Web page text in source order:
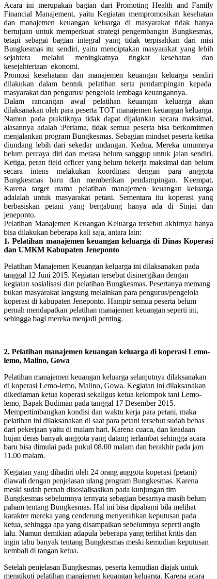
Acara ini merupakan bagian dari Promoting Health and Family
Financial Manajement, yaitu Kegiatan mempromosikan kesehatan
dan manajemen keuangan keluarga di masyarakat tidak hanya
bertujuan untuk memperkuat strategi pengembangan Bungkesmas,
tetapi sebagai bagian integral yang tidak terpisahkan dari misi
Bungkesmas itu sendiri, yaitu menciptakan masyarakat yang lebih
sejahtera melalui meningkatnya tingkat kesehatan dan
kesejahtertaan ekonomi.
Promosi kesehatann dan manajemen keuangan keluarga sendiri
dilakukan dalam bentuk pelatihan serta pendampingan kepada
masyarakat dan pengurus/ pengelola lembaga keuangannya.
Dalam rancangan awal pelatihan keuangan keluarga akan
dilaksanakan oleh para peserta TOT manajemen keuangan keluarga.
Namun pada praktiknya tidak dapat dijalankan secara maksimal,
alasannya adalah :Pertama, tidak semua peserta bisa berkomitmen
menjalankan program Bungkesmas. Sebagian mindset peserta ketika
diundang lebih dari sekedar undangan. Kedua, Mereka umumnya
belum percaya diri dan merasa belum sanggup untuk jalan sendiri.
Ketiga, peran field officer yang belum bekerja maksimal dan belum
secara intens melakukan koordinasi dengan para anggota
Bungkesmas baru dan memberikan pendampingan. Keempat,
Karena target utama pelatihan manajemen keuangan keluarga
adalalah untuk masyarakat petani. Sementara itu koperasi yang
berbasiskan petani yang bergabung hanya ada di Sinjai dan
jeneponto.
Pelatihan Manajemen Keuangan Keluarga tersebut akhirnya hanya
bisa dilakukan beberapa kali saja, antara lain:
1. Pelatihan manajemen keuangan keluarga di Dinas Koperasi
dan UMKM Kabupaten Jeneponto
Pelatihan Manajemen Keuangan keluarga ini dilaksanakan pada
tanggal 12 Juni 2015. Kegiatan tersebut disinergikan dengan
kegiatan sosialisasi dan pelatihan Bungkesmas. Pesertanya memang
bukan masyarakat langsung melainkan para pengurus/pengelola
koperasi di kabupaten Jeneponto. Hampir semua peserta belum
pernah mendapatkan pelatihan manajemen keuangan seperti ini,
sehingga bagi mereka menjadi penting.
2. Pelatihan manajemen keuangan keluarga di koperasi Lemo-
lemo, Malino, Gowa
Pelatihan manajemen keuangan keluarga selanjutnya dilaksanakan
di koperasi Lemo-lemo, Malino, Gowa. Kegiatan ini dilaksanakan
dikediaman ketua koperasi sekaligus ketua kelompok tani Lemo-
lemo, Bapak Budiman pada tanggal 17 Desember 2015.
Mempertimbangkan kondisi dan waktu kerja para petani, maka
pelatihan ini dilaksanakan di saat para petani tersebut sudah bebas
dari pekerjaan yaitu di malam hari. Karena cuaca, dan keadaan
hujan deras banyak anggota yang datang terlambat sehingga acara
baru bisa dimulai pada pukul 08.00 malam dan berakhir pada jam
11.00 malam.
Kegiatan yang dihadiri oleh 24 orang anggota koperasi (petani)
diawali dengan penjelasan ulang program Bungkesmas. Karena
meski sudah pernah disosialisasikan pada kunjungan tim
Bungkesmas sebelumnya ternyata sebagian besarnya masih belum
paham tentang Bungkesmas. Hal ini bisa dipahami bila melihat
karakter mereka yang cenderung menyerahkan keputusan pada
ketua, sehingga apa yang disampaikan sebelumnya seperti angin
lalu. Namun demikian adapula beberapa yang terlihat kritis dan
ingin tahu banyak tentang Bungkesmas meski kemudian keputusan
kembali di tangan ketua.
Setelah penjelasan Bungkesmas, peserta kemudian diajak untuk
mengikuti pelatihan manajemen keuangan keluarga. Karena acara